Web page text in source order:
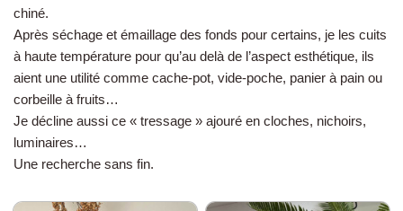
chiné.
Après séchage et émaillage des fonds pour certains, je les cuits
à haute température pour qu’au delà de l’aspect esthétique, ils
aient une utilité comme cache-pot, vide-poche, panier à pain ou
corbeille à fruits…
Je décline aussi ce « tressage » ajouré en cloches, nichoirs,
luminaires…
Une recherche sans fin.